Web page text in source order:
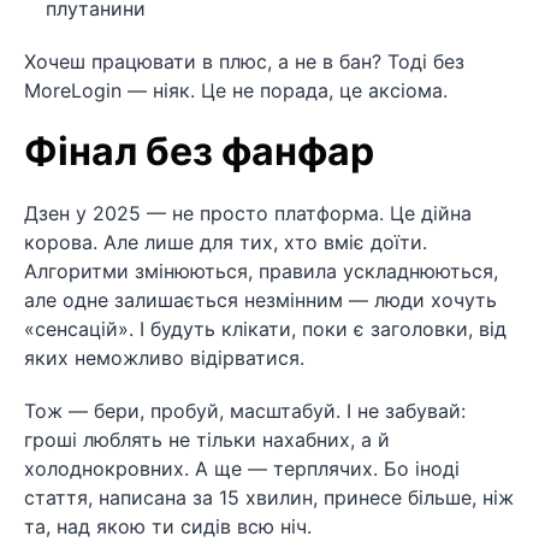
плутанини
Хочеш працювати в плюс, а не в бан? Тоді без
MoreLogin — ніяк. Це не порада, це аксіома.
Фінал без фанфар
Дзен у 2025 — не просто платформа. Це дійна
корова. Але лише для тих, хто вміє доїти.
Алгоритми змінюються, правила ускладнюються,
але одне залишається незмінним — люди хочуть
«сенсацій». І будуть клікати, поки є заголовки, від
яких неможливо відірватися.
Тож — бери, пробуй, масштабуй. І не забувай:
гроші люблять не тільки нахабних, а й
холоднокровних. А ще — терплячих. Бо іноді
стаття, написана за 15 хвилин, принесе більше, ніж
та, над якою ти сидів всю ніч.